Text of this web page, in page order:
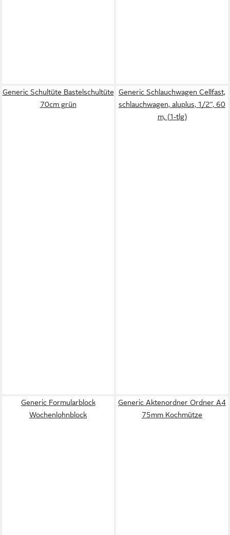
Generic Schultüte Bastelschultüte
70cm grün
Generic Schlauchwagen Cellfast,
schlauchwagen, aluplus, 1/2", 60
m, (1-tlg)
Generic Formularblock
Wochenlohnblock
Generic Aktenordner Ordner A4
75mm Kochmütze